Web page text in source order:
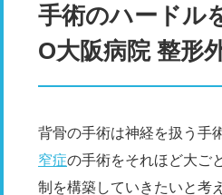
手術のハードル
O大阪病院 整形
背骨の手術は神経を扱う手
窄症の手術をそれほど大ご
制を構築していきたいと考